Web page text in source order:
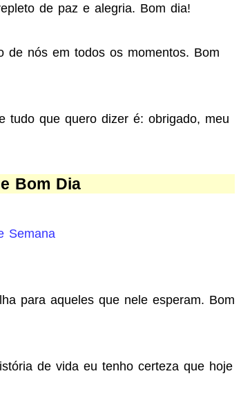
de paz e alegria. Bom dia!
de nós em todos os momentos. Bom
tudo que quero dizer é: obrigado, meu
Bom Dia
Semana
para aqueles que nele esperam. Bom
de vida eu tenho certeza que hoje